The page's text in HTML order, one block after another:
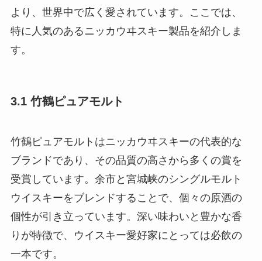
より、世界中で広く愛されています。ここでは、
特に人気のあるニッカウヰスキー製品を紹介しま
す。
3.1 竹鶴ピュアモルト
竹鶴ピュアモルトはニッカウヰスキーの代表的な
ブランドであり、その品質の高さから多くの賞を
受賞しています。余市と宮城峡のシングルモルト
ウイスキーをブレンドすることで、個々の原酒の
個性が引き立っています。深い味わいと豊かな香
りが特徴で、ウイスキー愛好家にとっては必飲の
一本です。